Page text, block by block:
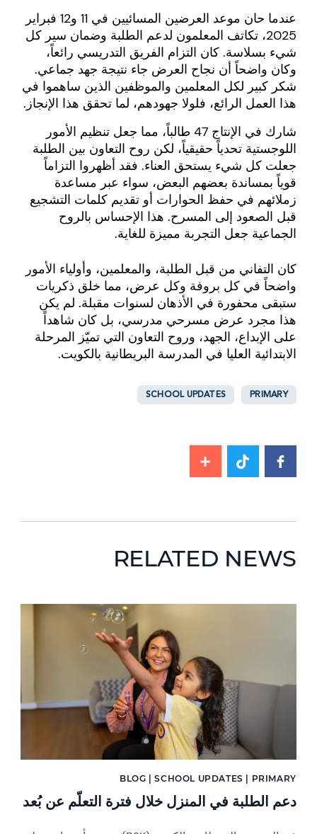
عندما حان موعد العرضين المسائيين في 11 و12 فبراير
2025، تكاتف المعلمون لدعم الطلبة وضمان سير كل
شيء بسلاسة. كان التزام الفريق التدريسي رائعاً،
وكان واضحاً أن نجاح العرض جاء نتيجة جهد جماعي.
شكر كبير لكل المعلمين والموظفين الذين ساهموا في
هذا العمل الرائع، فلولا جهودهم، لما تحقق هذا الإنجاز.
شارك في الإنتاج 47 طالباً، مما جعل تنظيم الأمور
اللوجستية تحدياً حقيقياً، لكن روح التعاون بين الطلبة
جعلت كل شيء يستحق العناء. فقد أظهروا التزاماً
قوياً بمساندة بعضهم البعض، سواء عبر مساعدة
زملائهم في حفظ الحوارات أو تقديم كلمات التشجيع
قبل الصعود إلى المسرح. هذا الإحساس بالروح
الجماعية جعل التجربة مميزة للغاية.
كان التفاني من قبل الطلبة، والمعلمين، وأولياء الأمور
واضحاً في كل بروفة وكل عرض، مما خلق ذكريات
ستبقى محفورة في الأذهان لسنوات مقبلة. لم يكن
هذا مجرد عرض مسرحي مدرسي، بل كان شاهداً
على الإبداع، الجهد، وروح التعاون التي تميّز المرحلة
الابتدائية العليا في المدرسة البريطانية بالكويت.
PRIMARY
SCHOOL UPDATES
RELATED NEWS
BLOG | SCHOOL UPDATES | PRIMARY
دعم الطلبة في المنزل خلال فترة التعلّم عن بُعد